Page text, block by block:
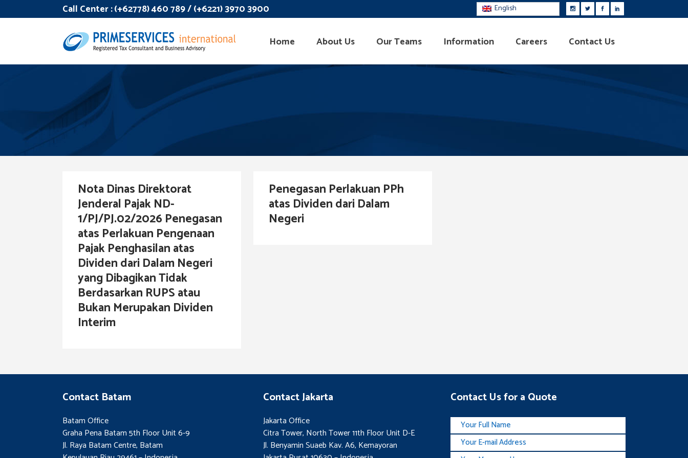
Call Center :(+62778) 460 789 / (+6221) 3970 3900 English
Home About Us Our Teams Information Careers Contact Us
Nota Dinas Direktorat
Jenderal Pajak ND-
1/PJ/PJ.02/2026 Penegasan
atas Perlakuan Pengenaan
Pajak Penghasilan atas
Dividen dari Dalam Negeri
yang Dibagikan Tidak
Berdasarkan RUPS atau
Bukan Merupakan Dividen
Interim
Penegasan Perlakuan PPh
atas Dividen dari Dalam
Negeri
Contact Batam
Batam Office
Graha Pena Batam 5th Floor Unit 6-9
Jl. Raya Batam Centre, Batam
Contact Jakarta
Jakarta Office
Citra Tower, North Tower 11th Floor Unit D-E
Jl. Benyamin Suaeb Kav. A6, Kemayoran
Contact Us for a Quote